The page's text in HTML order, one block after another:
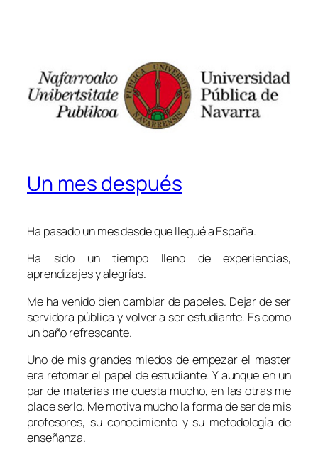
Un mes después
Ha pasado un mes desde que llegué a España.
Ha sido un tiempo lleno de experiencias,
aprendizajes y alegrías.
Me ha venido bien cambiar de papeles. Dejar de ser
servidora pública y volver a ser estudiante. Es como
un baño refrescante.
Uno de mis grandes miedos de empezar el master
era retomar el papel de estudiante. Y aunque en un
par de materias me cuesta mucho, en las otras me
place serlo. Me motiva mucho la forma de ser de mis
profesores, su conocimiento y su metodología de
enseñanza.